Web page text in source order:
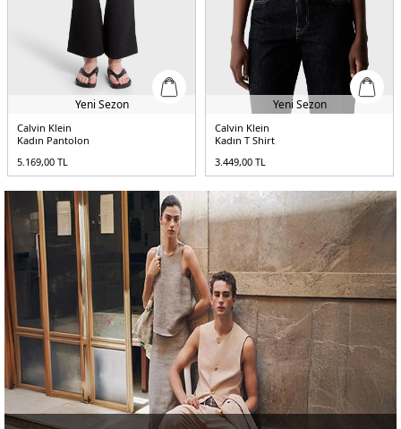
Yeni Sezon
Calvin Klein
Kadın T Shirt
3.449,00 TL
Fred Perry
Erkek Polo Yaka T-shirt
6.849,00 TL